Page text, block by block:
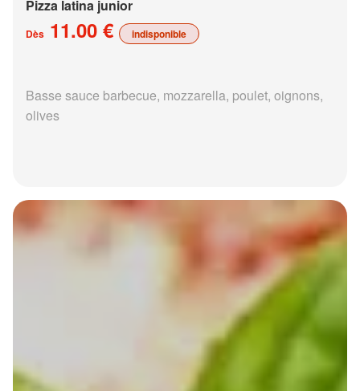
Pizza latina junior
Dès 11.00 € indisponible
Basse sauce barbecue, mozzarella, poulet, oignons,
olives